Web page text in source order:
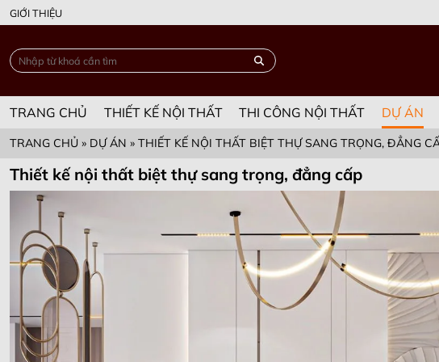
GIỚI THIỆU
TRANG CHỦ THIẾT KẾ NỘI THẤT THI CÔNG NỘI THẤT DỰ ÁN
TRANG CHỦ » DỰ ÁN » THIẾT KẾ NỘI THẤT BIỆT THỰ SANG TRỌNG, ĐẲNG
Thiết kế nội thất biệt thự sang trọng, đẳng cấp